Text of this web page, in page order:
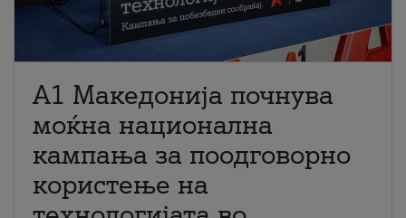
A1 Македонија почнува
моќна национална
кампања за поодговорно
користење на